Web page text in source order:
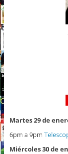
Martes 29 de
6pm a 9pm
Miércoles 30 de